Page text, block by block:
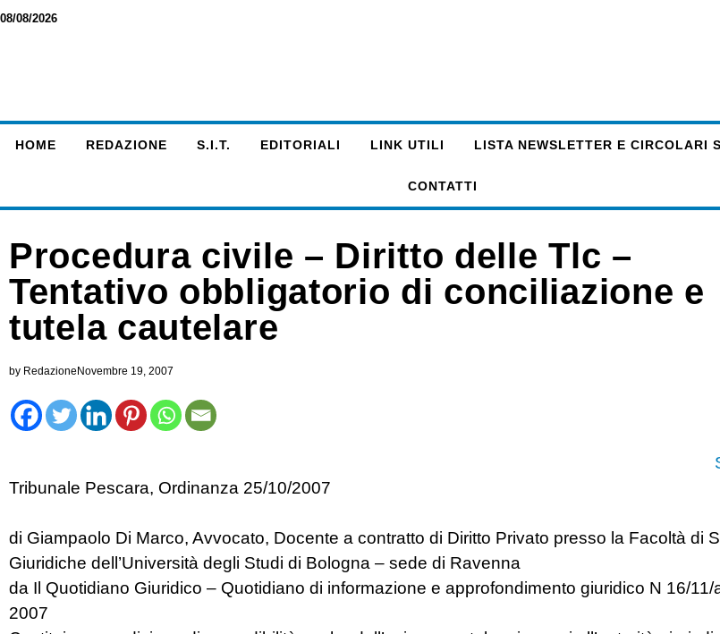
08/08/2026
HOME REDAZIONE S.I.T. EDITORIALI LINK UTILI LISTA NEWSLETTER E CIRCOLARI
CONTATTI
Procedura civile – Diritto delle Tlc –
Tentativo obbligatorio di conciliazione e
tutela cautelare
by Redazione Novembre 19, 2007
Tribunale Pescara, Ordinanza 25/10/2007
di Giampaolo Di Marco, Avvocato, Docente a contratto di Diritto Privato presso la Facoltà di
Giuridiche dell’Università degli Studi di Bologna – sede di Ravenna
da Il Quotidiano Giuridico – Quotidiano di informazione e approfondimento giuridico N 16/11/
2007